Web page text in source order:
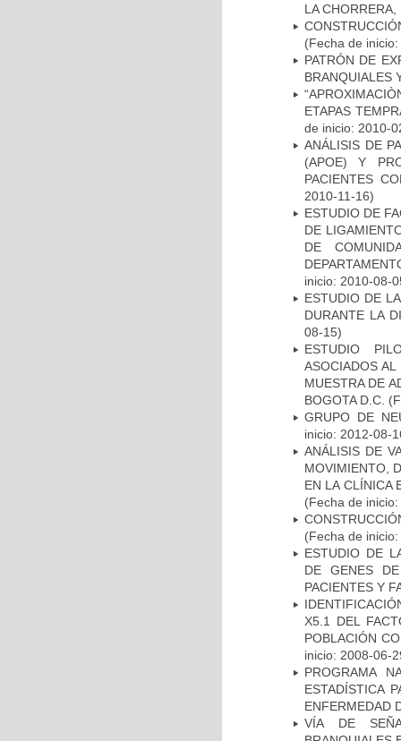
LA
(Fecha de
PATRÓN DE
BRANQUIALES
ETAPAS
de inicio: 2010-
ANÁLISIS DE
(APOE) Y
PACIENTES
2010-11-16)
ESTUDIO DE
DE
DE
inicio: 2010-08-
ESTUDIO DE
DURANTE LA
08-15)
ESTUDIO
ASOCIADOS
MUESTRA DE
BOGOTA D.C.
GRUPO DE
inicio: 2012-08-
ANÁLISIS DE
MOVIMIENTO,
EN LA CLÍNICA
(Fecha de
(Fecha de
ESTUDIO DE
DE GENES
PACIENTES Y
X5.1 DEL
POBLACIÓN
inicio: 2008-06-
PROGRAMA
ESTADÍSTICA
ENFERMEDAD
VÍA DE